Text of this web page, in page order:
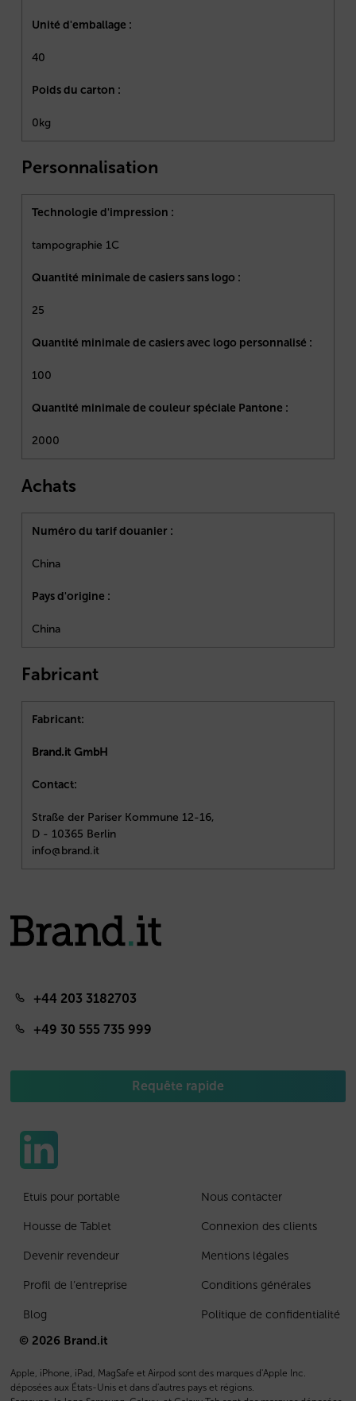
Unité d'emballage :
40
Poids du carton :
0kg
Personnalisation
Technologie d'impression :
tampographie 1C
Quantité minimale de casiers sans logo :
25
Quantité minimale de casiers avec logo personnalisé :
100
Quantité minimale de couleur spéciale Pantone :
2000
Achats
Numéro du tarif douanier :
China
Pays d'origine :
China
Fabricant
Fabricant:
Brand.it GmbH
Contact:
Straße der Pariser Kommune 12-16,
D - 10365 Berlin
info@brand.it
+44 203 3182703
+49 30 555 735 999
Requête rapide
Etuis pour portable
Housse de Tablet
Devenir revendeur
Profil de l’entreprise
Blog
Nous contacter
Connexion des clients
Mentions légales
Conditions générales
Politique de confidentialité
© 2026 Brand.it
Apple, iPhone, iPad, MagSafe et Airpod sont des marques d'Apple Inc.
déposées aux États-Unis et dans d'autres pays et régions.